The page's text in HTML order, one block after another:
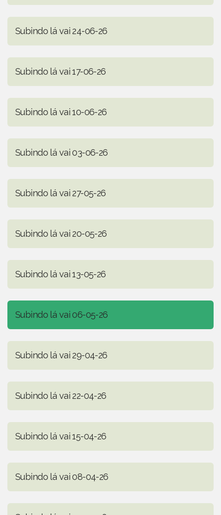
Subindo lá vai 24-06-26
Subindo lá vai 17-06-26
Subindo lá vai 10-06-26
Subindo lá vai 03-06-26
Subindo lá vai 27-05-26
Subindo lá vai 20-05-26
Subindo lá vai 13-05-26
Subindo lá vai 06-05-26
Subindo lá vai 29-04-26
Subindo lá vai 22-04-26
Subindo lá vai 15-04-26
Subindo lá vai 08-04-26